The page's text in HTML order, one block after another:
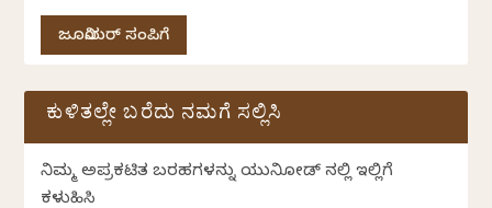
ಜೂನಿಯರ್ ಸಂಪಿಗೆ
ಕುಳಿತಲ್ಲೇ ಬರೆದು ನಮಗೆ ಸಲ್ಲಿಸಿ
ನಿಮ್ಮ ಅಪ್ರಕಟಿತ ಬರಹಗಳನ್ನು ಯುನಿಕೋಡ್ ನಲ್ಲಿ ಇಲ್ಲಿಗೆ
ಕಳುಹಿಸಿ